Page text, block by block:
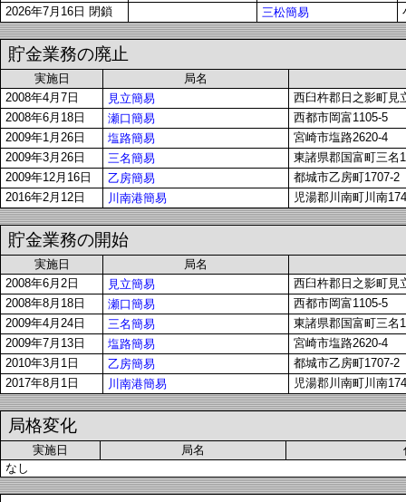
2026年7月16日 閉鎖
三松簡易
貯金業務の廃止
実施日
局名
2008年4月7日
見立簡易
西臼杵郡日之影町見
2008年6月18日
瀬口簡易
西都市岡富1105-5
2009年1月26日
塩路簡易
宮崎市塩路2620-4
2009年3月26日
三名簡易
東諸県郡国富町三名
2009年12月16日
乙房簡易
都城市乙房町1707-2
2016年2月12日
川南港簡易 児湯郡川南町川南
貯金業務の開始
実施日
局名
2008年6月2日
見立簡易
西臼杵郡日之影町見
2008年8月18日
瀬口簡易
西都市岡富1105-5
2009年4月24日
三名簡易
東諸県郡国富町三名
2009年7月13日
塩路簡易
宮崎市塩路2620-4
2010年3月1日
乙房簡易
都城市乙房町1707-2
2017年8月1日
川南港簡易 児湯郡川南町川南
局格変化
実施日 局名
なし